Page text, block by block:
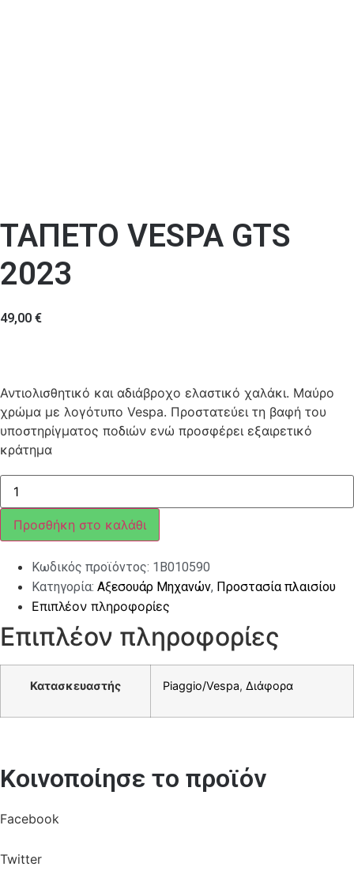
ΤΑΠΕΤΟ VESPA GTS
2023
49,00 €
Αντιολισθητικό και αδιάβροχο ελαστικό χαλάκι. Μαύρο
χρώμα με λογότυπο Vespa. Προστατεύει τη βαφή του
υποστηρίγματος ποδιών ενώ προσφέρει εξαιρετικό
κράτημα
ΤΑΠΕΤΟ
VESPA
GTS
2023
ποσότητα
Προσθήκη στο καλάθι
Κωδικός προϊόντος: 1B010590
Κατηγορία: Αξεσουάρ Μηχανών, Προστασία πλαισίου
Επιπλέον πληροφορίες
Επιπλέον πληροφορίες
Κατασκευαστής Piaggio/Vespa, Διάφορα
Κοινοποίησε το προϊόν
Facebook
Twitter